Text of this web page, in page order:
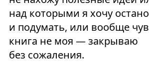
над которыми я хочу
и подумать, или вообще
книга не моя — закрываю
без сожаления.